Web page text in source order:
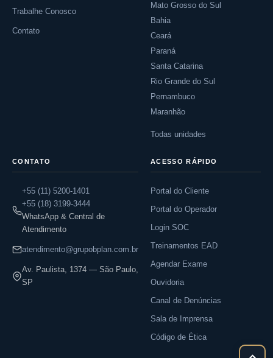
Trabalhe Conosco
Contato
Mato Grosso do Sul
Bahia
Ceará
Paraná
Santa Catarina
Rio Grande do Sul
Pernambuco
Maranhão
Todas unidades
CONTATO
+55 (11) 5200-1401
+55 (18) 3199-3444
WhatsApp & Central de
Atendimento
atendimento@grupobplan.com.br
Av. Paulista, 1374 — São Paulo,
SP
ACESSO RÁPIDO
Portal do Cliente
Portal do Operador
Login SOC
Treinamentos EAD
Agendar Exame
Ouvidoria
Canal de Denúncias
Sala de Imprensa
Código de Ética
Rolar